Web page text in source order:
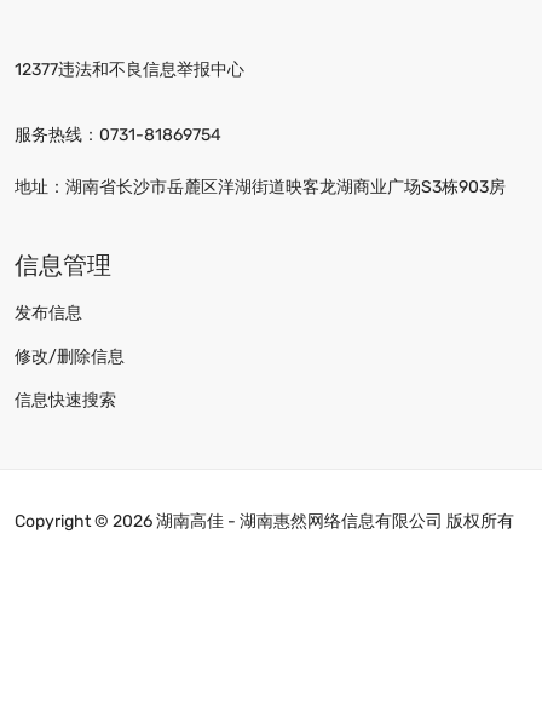
12377违法和不良信息举报中心
服务热线： 0731-81869754
地址：湖南省长沙市岳麓区洋湖街道映客龙湖商业广场S3栋903房
信息管理
发布信息
修改/删除信息
信息快速搜索
Copyright © 2026 湖南高佳 - 湖南惠然网络信息有限公司 版权所有